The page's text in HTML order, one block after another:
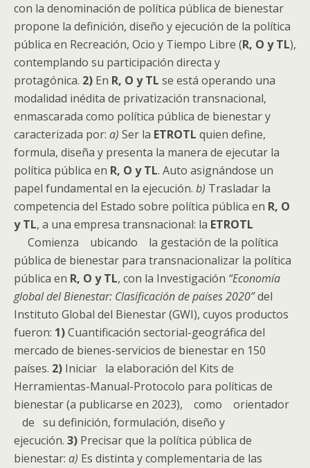
con la denominación de política pública de bienestar
propone la definición, diseño y ejecución de la política
pública en Recreación, Ocio y Tiempo Libre (R, O y TL),
contemplando su participación directa y
protagónica. 2) En R, O y TL se está operando una
modalidad inédita de privatización transnacional,
enmascarada como política pública de bienestar y
caracterizada por: a) Ser la ETROTL quien define,
formula, diseña y presenta la manera de ejecutar la
política pública en R, O y TL. Auto asignándose un
papel fundamental en la ejecución. b) Trasladar la
competencia del Estado sobre política pública en R, O
y TL, a una empresa transnacional: la ETROTL
Comienza ubicando la gestación de la política
pública de bienestar para transnacionalizar la política
pública en R, O y TL, con la Investigación “Economía
global del Bienestar: Clasificación de países 2020”del
Instituto Global del Bienestar (GWI), cuyos productos
fueron: 1)Cuantificación sectorial-geográfica del
mercado de bienes-servicios de bienestar en 150
países. 2) Iniciar la elaboración del Kits de
Herramientas-Manual-Protocolo para políticas de
bienestar (a publicarse en 2023), como orientador
de su definición, formulación, diseño y
ejecución. 3) Precisar que la política pública de
bienestar: a) Es distinta y complementaria de las